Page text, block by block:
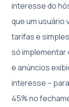
interesse do
que um usuário
tarifas e
só implementar
e anúncios
interesse –
45% no